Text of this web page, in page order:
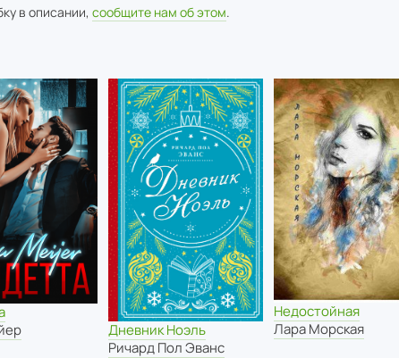
в описании, сообщите нам об этом.
Дневник Ноэль
Ричард Пол Эванс
Недостойная
Лара Морская